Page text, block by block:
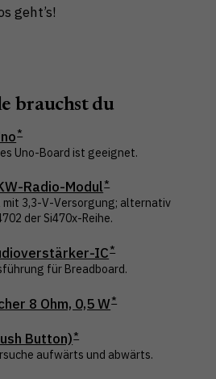
geht’s!
brauchst du
Uno-Board ist geeignet.
Radio-Modul
mit 3,3-V-Versorgung; alternativ
der Si470x-Reihe.
IC
für Breadboard.
8 Ohm, 0,5 W
Button)
aufwärts und abwärts.